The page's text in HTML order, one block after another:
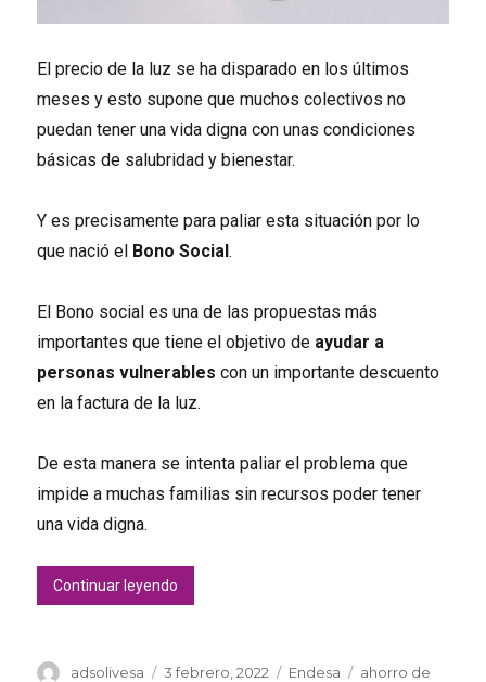
El precio de la luz se ha disparado en los últimos
meses y esto supone que muchos colectivos no
puedan tener una vida digna con unas condiciones
básicas de salubridad y bienestar.
Y es precisamente para paliar esta situación por lo
que nació el Bono Social.
El Bono social es una de las propuestas más
importantes que tiene el objetivo de ayudar a
personas vulnerables con un importante descuento
en la factura de la luz.
De esta manera se intenta paliar el problema que
impide a muchas familias sin recursos poder tener
una vida digna.
Continuar leyendo
Autor
adsolivesa
Publicado
3 febrero, 2022 Categorías
Endesa Etiquetas
ahorro de